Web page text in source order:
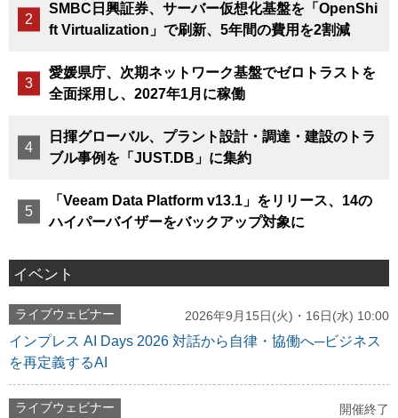
SMBC日興証券、サーバー仮想化基盤を「OpenShi
ft Virtualization」で刷新、5年間の費用を2割減
愛媛県庁、次期ネットワーク基盤でゼロトラストを
全面採用し、2027年1月に稼働
日揮グローバル、プラント設計・調達・建設のトラ
ブル事例を「JUST.DB」に集約
「Veeam Data Platform v13.1」をリリース、14の
ハイパーバイザーをバックアップ対象に
イベント
ライブウェビナー 2026年9月15日(火)・16日(水) 10:00
インプレス AI Days 2026 対話から自律・協働へ─ビジネス
を再定義するAI
ライブウェビナー 開催終了